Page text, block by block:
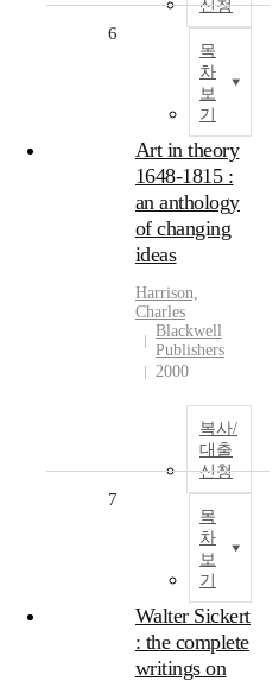
신청
목
차
보
기
6
Art in theory
1648-1815 :
an anthology
of changing
ideas
Harrison,
Charles
Blackwell
Publishers
2000
복사/
대출
신청
목
차
보
기
7
Walter Sickert
: the complete
writings on